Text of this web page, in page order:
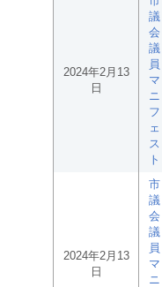
2024年2月13
日
議
会
議
員
マ
ニ
フ
ェ
ス
ト
2024年2月13
日
市
議
会
議
員
マ
ニ